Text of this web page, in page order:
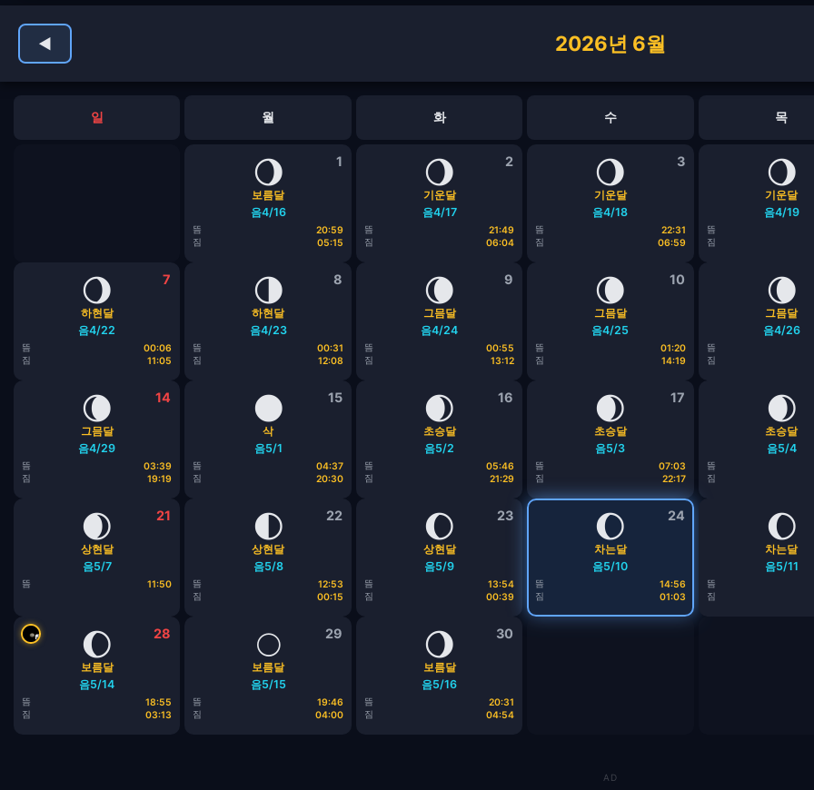
◀ 2026년 6월
일 월 화 수 목
1
🌖
보름달
음4/16
뜸
20:59
짐
05:15
2
🌖
기운달
음4/17
뜸
21:49
짐
06:04
3
🌖
기운달
음4/18
뜸
22:31
짐
06:59
🌖
기운달
음4/19
뜸
짐
7
🌖
하현달
음4/22
뜸
00:06
짐
11:05
8
🌗
하현달
음4/23
뜸
00:31
짐
12:08
9
🌘
그믐달
음4/24
뜸
00:55
짐
13:12
10
🌘
그믐달
음4/25
뜸
01:20
짐
14:19
🌘
그믐달
음4/26
뜸
짐
14
🌘
그믐달
음4/29
뜸
03:39
짐
19:19
15
🌑
삭
음5/1
뜸
04:37
짐
20:30
16
🌒
초승달
음5/2
뜸
05:46
짐
21:29
17
🌒
초승달
음5/3
뜸
07:03
짐
22:17
🌒
초승달
음5/4
뜸
짐
21
🌒
상현달
음5/7
뜸 11:50
22
🌓
상현달
음5/8
뜸
12:53
짐
00:15
23
🌔
상현달
음5/9
뜸
13:54
짐
00:39
24
🌔
차는달
음5/10
뜸
14:56
짐
01:03
🌔
차는달
음5/11
뜸
짐
28
🌔
보름달
음5/14
뜸
18:55
짐
03:13
29
🌕
보름달
음5/15
뜸
19:46
짐
04:00
30
🌖
보름달
음5/16
뜸
20:31
짐
04:54
AD